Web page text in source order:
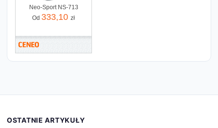
Neo-Sport NS-713
Od 333,10 zł
OSTATNIE ARTYKUŁY